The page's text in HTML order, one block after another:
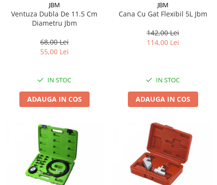
JBM
Ventuza Dubla De 11.5 Cm
Diametru Jbm
68,00 Lei
55,00 Lei
IN STOC
ADAUGA IN COS
JBM
Cana Cu Gat Flexibil 5L Jbm
142,00 Lei
114,00 Lei
IN STOC
ADAUGA IN COS